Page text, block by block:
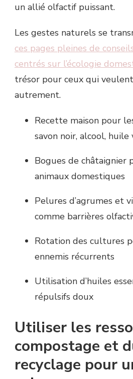
un allié olfactif puissant.
Les gestes naturels se
ces pages pleines de
centrés sur l’écologie
trésor pour ceux qui
autrement.
Recette maison pour
savon noir, alcool,
Bogues de châtaignier
animaux domestiques
Pelures d’agrumes et
comme barrières
Rotation des cultures
ennemis récurrents
Utilisation d’huiles
répulsifs doux
Utiliser les
compostage et
recyclage pour